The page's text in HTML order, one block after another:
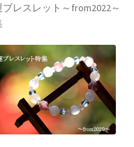
ブレスレット～from2022～